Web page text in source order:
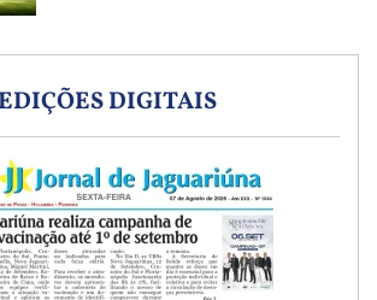
DIGITAIS